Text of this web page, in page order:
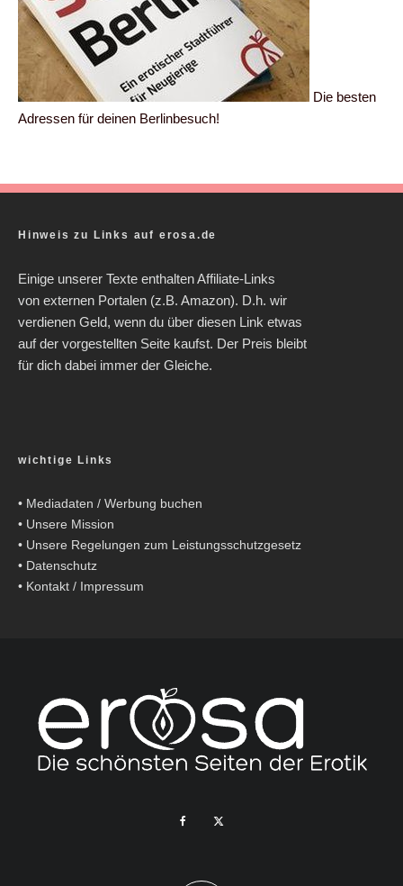
Die besten
Adressen für deinen Berlinbesuch!
Hinweis zu Links auf erosa.de
Einige unserer Texte enthalten Affiliate-Links
von externen Portalen (z.B. Amazon). D.h. wir
verdienen Geld, wenn du über diesen Link etwas
auf der vorgestellten Seite kaufst. Der Preis bleibt
für dich dabei immer der Gleiche.
wichtige Links
• Mediadaten / Werbung buchen
• Unsere Mission
• Unsere Regelungen zum Leistungsschutzgesetz
• Datenschutz
• Kontakt / Impressum